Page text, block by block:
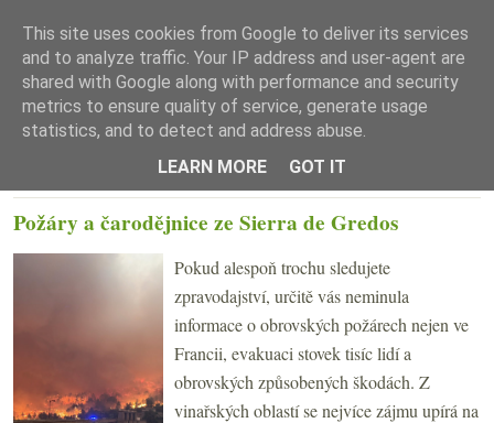
☰ Menu
Požáry a čarodějnice ze Sierra de Gredos
Pokud alespoň trochu sledujete
zpravodajství, určitě vás neminula
informace o obrovských požárech nejen ve
Francii, evakuaci stovek tisíc lidí a
obrovských způsobených škodách. Z
vinařských oblastí se nejvíce zájmu upírá na
This site uses cookies from Google to deliver its services
and to analyze traffic. Your IP address and user-agent are
shared with Google along with performance and security
metrics to ensure quality of service, generate usage
statistics, and to detect and address abuse.
LEARN MORE
GOT IT